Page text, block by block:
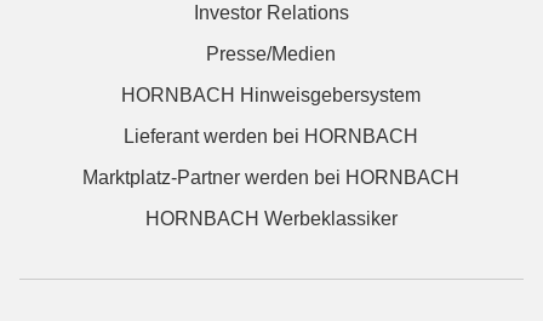
Investor Relations
Presse/Medien
HORNBACH Hinweisgebersystem
Lieferant werden bei HORNBACH
Marktplatz-Partner werden bei HORNBACH
HORNBACH Werbeklassiker